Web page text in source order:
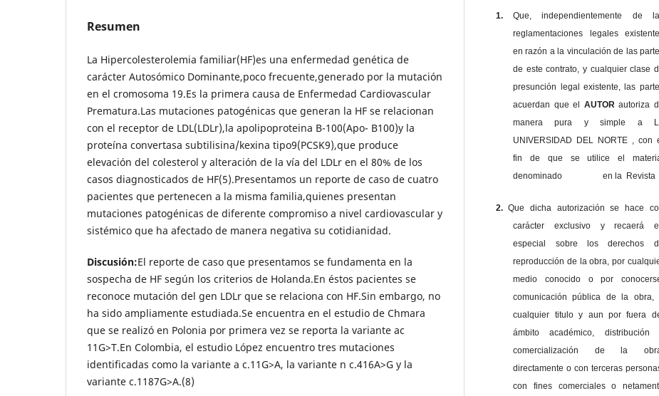
Resumen
La Hipercolesterolemia familiar(HF)es una enfermedad genética de
carácter Autosómico Dominante,poco frecuente,generado por la mutación
en el cromosoma 19.Es la primera causa de Enfermedad Cardiovascular
Prematura.Las mutaciones patogénicas que generan la HF se relacionan
con el receptor de LDL(LDLr),la apolipoproteina B-100(Apo- B100)y la
proteína convertasa subtilisina/kexina tipo9(PCSK9),que produce
elevación del colesterol y alteración de la vía del LDLr en el 80% de los
casos diagnosticados de HF(5).Presentamos un reporte de caso de cuatro
pacientes que pertenecen a la misma familia,quienes presentan
mutaciones patogénicas de diferente compromiso a nivel cardiovascular y
sistémico que ha afectado de manera negativa su cotidianidad.
Discusión:El reporte de caso que presentamos se fundamenta en la
sospecha de HF según los criterios de Holanda.En éstos pacientes se
reconoce mutación del gen LDLr que se relaciona con HF.Sin embargo, no
ha sido ampliamente estudiada.Se encuentra en el estudio de Chmara
que se realizó en Polonia por primera vez se reporta la variante ac
11G>T.En Colombia, el estudio López encuentro tres mutaciones
identificadas como la variante a c.11G>A, la variante n c.416A>G y la
variante c.1187G>A.(8)
1.
Que, independientemente de
reglamentaciones legales
en razón a la vinculación de las
de este contrato, y cualquier clase
presunción legal existente, las
acuerdan que el AUTORautoriza
manera pura y simple a
UNIVERSIDAD DEL NORTE , con
fin de que se utilice el
denominado en la Revista
2. Que dicha autorización se hace
carácter exclusivo y recaerá
especial sobre los derechos
reproducción de la obra, por
medio conocido o por
comunicación pública de la obra,
cualquier titulo y aun por fuera
ámbito académico, distribución
comercialización de la
directamente o con terceras
con fines comerciales o